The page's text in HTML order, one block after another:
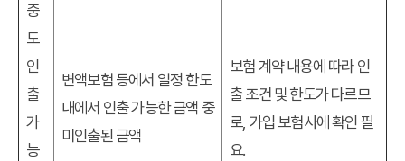
중
도
인
출
가
능
변액보험 등에서 일정 한도
내에서 인출 가능한 금액 중
미인출된 금액
보험 계약 내용에 따라 인
출 조건 및 한도가 다르므
로, 가입 보험사에 확인 필
요.